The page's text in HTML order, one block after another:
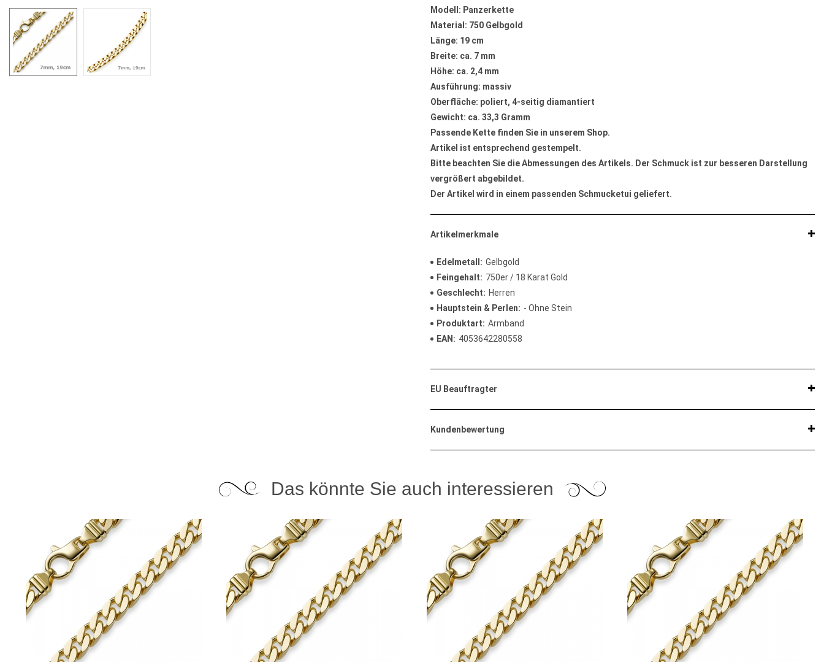
Modell: Panzerkette
Material: 750 Gelbgold
Länge: 19 cm
Breite: ca. 7 mm
Höhe: ca. 2,4 mm
Ausführung: massiv
Oberfläche: poliert, 4-seitig diamantiert
Gewicht: ca. 33,3 Gramm
Passende Kette finden Sie in unserem Shop.
Artikel ist entsprechend gestempelt.
Bitte beachten Sie die Abmessungen des Artikels. Der Schmuck ist zur besseren Darstellung
vergrößert abgebildet.
Der Artikel wird in einem passenden Schmucketui geliefert.
Artikelmerkmale
Edelmetall
Gelbgold
Feingehalt
750er / 18 Karat Gold
Geschlecht
Herren
Hauptstein & Perlen
- Ohne Stein
Produktart
Armband
EAN
4053642280558
EU Beauftragter
Kundenbewertung
Das könnte Sie auch interessieren